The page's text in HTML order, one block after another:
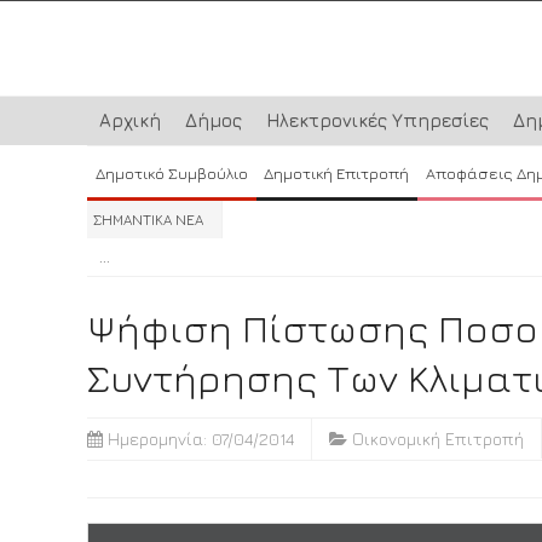
Αρχική Δήμος Ηλεκτρονικές Υπηρεσίες
Δημοτικό Συμβούλιο Δημοτική Επιτροπή Αποφάσεις
ΣΗΜΑΝΤΙΚΑ ΝΕΑ
...
Ψήφιση Πίστωσης
Συντήρησης Των
Ημερομηνία: 07/04/2014 Οικονομική Επιτροπή